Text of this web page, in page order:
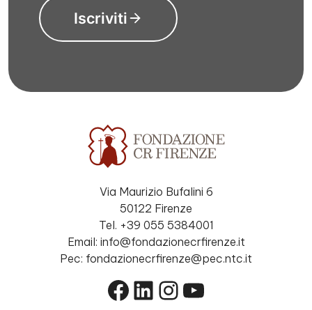
Iscriviti
Via Maurizio Bufalini 6
50122 Firenze
Tel. +39 055 5384001
Email: info@fondazionecrfirenze.it
Pec: fondazionecrfirenze@pec.ntc.it
Facebook
LinkedIn
Instagram
YouTube